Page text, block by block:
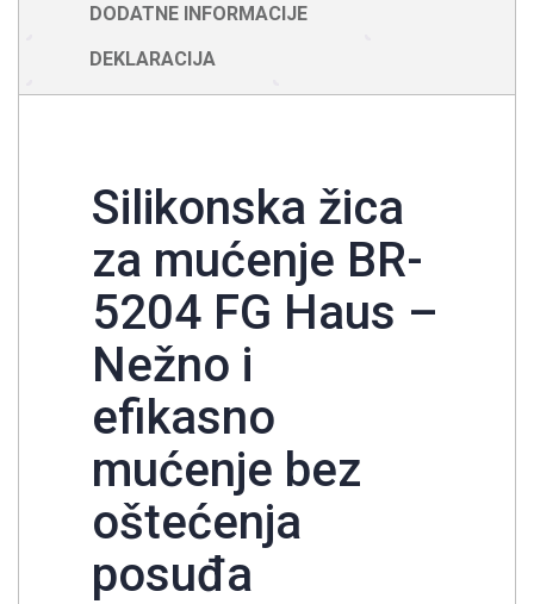
DODATNE INFORMACIJE
DEKLARACIJA
Silikonska žica
za mućenje BR-
5204 FG Haus –
Nežno i
efikasno
mućenje bez
oštećenja
posuđa